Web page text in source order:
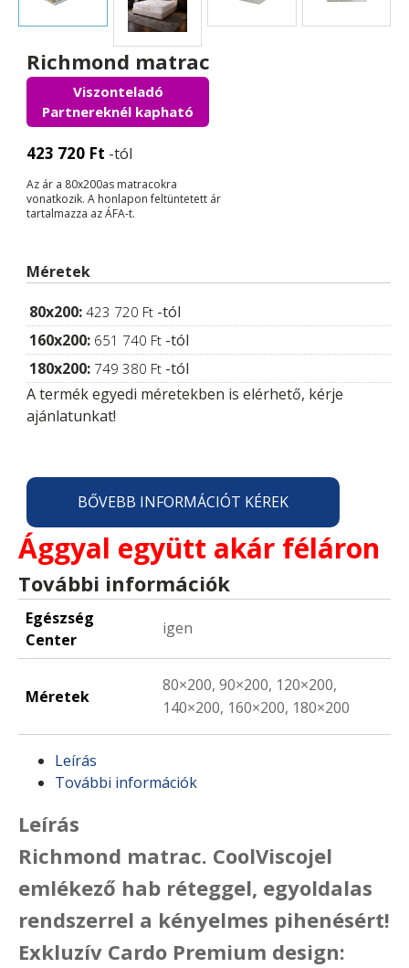
Richmond matrac
Viszonteladó
Partnereknél kapható
423 720 Ft -tól
Az ár a 80x200as matracokra
vonatkozik. A honlapon feltüntetett ár
tartalmazza az ÁFA-t.
Méretek
80x200: 423 720 Ft -tól
160x200: 651 740 Ft -tól
180x200: 749 380 Ft -tól
A termék egyedi méretekben is elérhető, kérje
ajánlatunkat!
BŐVEBB INFORMÁCIÓT KÉREK
Ággyal együtt akár féláron
További információk
Egészség
Center
igen
Méretek
80×200, 90×200, 120×200,
140×200, 160×200, 180×200
Leírás
További információk
Leírás
Richmond matrac. CoolViscojel
emlékező hab réteggel, egyoldalas
rendszerrel a kényelmes pihenésért!
Exkluzív Cardo Premium design: